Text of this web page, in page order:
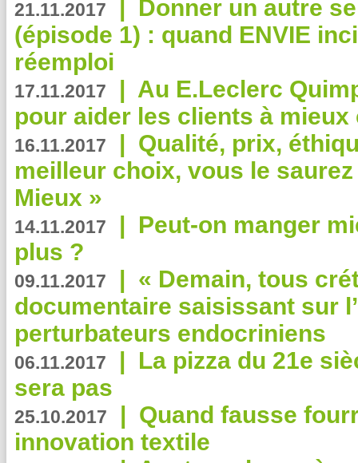
21.11.2017 | Donner un autre
(épisode 1) : quand ENVIE
réemploi
17.11.2017 | Au E.Leclerc
pour aider les clients à
16.11.2017 | Qualité, prix,
meilleur choix, vous le
Mieux »
14.11.2017 | Peut-on manger
plus ?
09.11.2017 | « Demain, tous
documentaire saisissant sur
perturbateurs endocriniens
06.11.2017 | La pizza du 21e
sera pas
25.10.2017 | Quand fausse
innovation textile